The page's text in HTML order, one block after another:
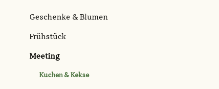
Geschenke & Blumen
Frühstück
Meeting
Kuchen & Kekse